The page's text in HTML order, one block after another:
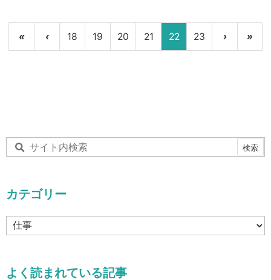
« ‹ 18 19 20 21 22 23 › »
カテゴリー
カ
テ
ー
よく読まれている記事